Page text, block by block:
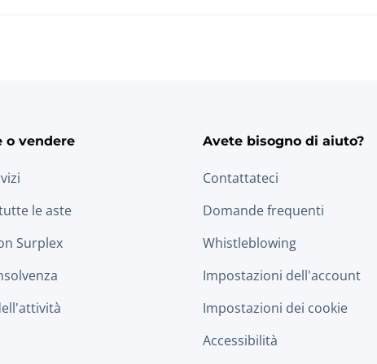
o vendere
le aste
Surplex
Avete bisogno di aiuto?
Contattateci
Domande frequenti
Whistleblowing
Impostazioni dell'account
Impostazioni dei cookie
Accessibilità